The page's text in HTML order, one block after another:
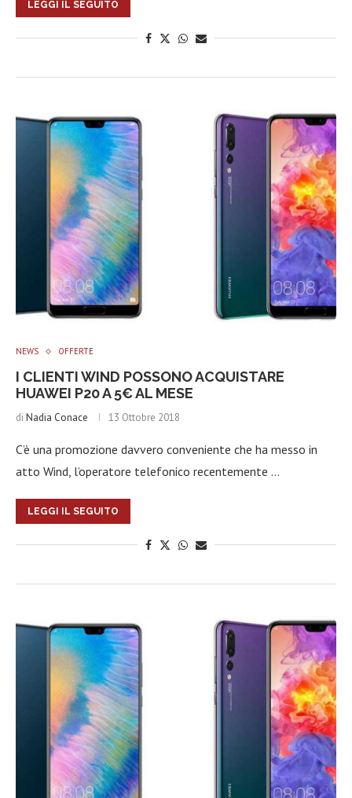
LEGGI IL SEGUITO
NEWS OFFERTE
I CLIENTI WIND POSSONO ACQUISTARE
HUAWEI P20 A 5€ AL MESE
di Nadia Conace 13 Ottobre 2018
C’è una promozione davvero conveniente che ha messo in
atto Wind, l’operatore telefonico recentemente …
LEGGI IL SEGUITO